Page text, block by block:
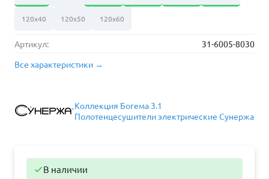
120х40 120х50 120х60
Артикул:
31-6005-8030
Все характеристики →
Коллекция Богема 3.1
Полотенцесушители электрические Сунержа
В наличии